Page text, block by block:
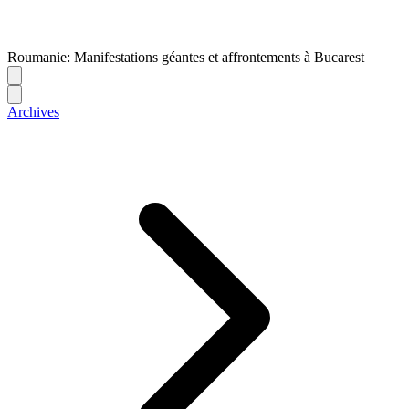
Roumanie: Manifestations géantes et affrontements à Bucarest
Archives